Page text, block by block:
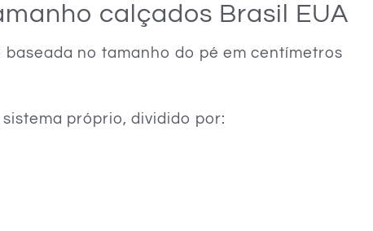
calçados Brasil EUA
no tamanho do pé em centímetros
próprio, dividido por: